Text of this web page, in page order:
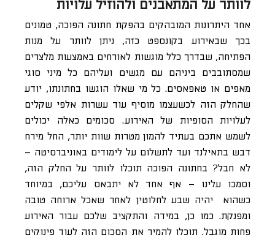
לוותר על המתאבנים ולהוזיל עלויות
אחד היתרונות המובהקים בהפקת חתונה הפוכה, טמונים
בכך שבאירוע בקונספט כזה, ניתן לוותר על מנות
הפתיחה, שבדרך כלל מוגשות לאורחים באמצעות מלצרים
שמסתובבים ביניהם עם מגשים ועליהם כל מיני סוגי
מאפים או טאפאסים. כל מי שאלו הוגשו בחתונתו, יודע
שהחלק הזה לכשעצמו מוסיף עוד עשרות אלפי שקלים
לעלויות הסופיות של האירוע. סכומים כאלה יכולים
לשמש אתכם בעתיד להמון מטרות שוות יותר, החל מירח
דבש בתאילנד ועד לתשלום על לימודים באוניברסיטה –
לא חבל? בחתונה הפוכה תוכלו לוותר על החלק הזה,
וסמכו עלינו – אף אחד לא יתבאס עליכם, במיוחד
כשהוא יהיה שבע לחלוטין לאחר שאכל ארוחה טובה
ומפנקת. כמו כן, במידה והתקציב שלכם עבור האירוע
פחות מוגבל, תוכלו להמיר את הסכום הזה לעוד פינוקים